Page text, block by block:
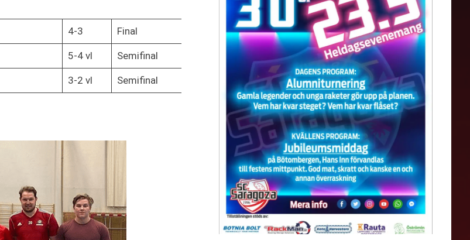
4-3 Final
5-4 vl Semifinal
3-2 vl Semifinal